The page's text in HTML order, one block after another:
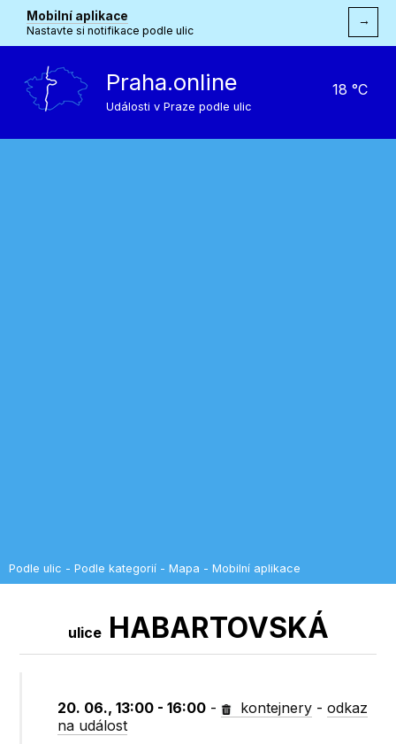
Mobilní aplikace
Nastavte si notifikace podle ulic
→
Praha.online
Události v Praze podle ulic
18 °C
Podle ulic - Podle kategorií - Mapa - Mobilní aplikace
uliceHABARTOVSKÁ
20. 06., 13:00 - 16:00 - kontejnery -odkaz
na událost